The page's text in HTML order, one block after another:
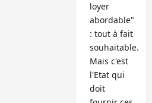
loyer
abordable"
: tout à fait
souhaitable.
Mais c'est
l'Etat qui
doit